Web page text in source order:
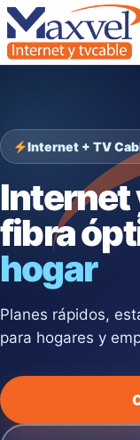
Internet + TV
Internet
fibra
hogar
Planes rápidos,
para hogares y